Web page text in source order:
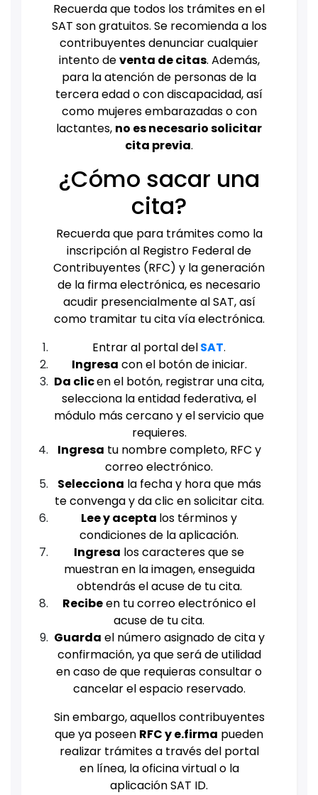
Recuerda que todos los trámites en el
SAT son gratuitos. Se recomienda a los
contribuyentes denunciar cualquier
intento deventa de citas. Además,
para la atención de personas de la
tercera edad o con discapacidad, así
como mujeres embarazadas o con
lactantes, no es necesario solicitar
cita previa.
¿Cómo sacar una
cita?
Recuerda que para trámites como la
inscripción al Registro Federal de
Contribuyentes (RFC) y la generación
de la firma electrónica, es necesario
acudir presencialmente al SAT, así
como tramitar tu cita vía electrónica.
Entrar al portal delSAT.
Ingresa con el botón de iniciar.
Da clicen el botón, registrar una cita,
selecciona la entidad federativa, el
módulo más cercano y el servicio que
requieres.
Ingresa tu nombre completo, RFC y
correo electrónico.
Selecciona la fecha y hora que más
te convenga y da clic en solicitar cita.
Lee y acepta los términos y
condiciones de la aplicación.
Ingresa los caracteres que se
muestran en la imagen, enseguida
obtendrás el acuse de tu cita.
Recibeen tu correo electrónico el
acuse de tu cita.
Guarda el número asignado de cita y
confirmación, ya que será de utilidad
en caso de que requieras consultar o
cancelar el espacio reservado.
Sin embargo, aquellos contribuyentes
que ya poseen RFC y e.firma pueden
realizar trámites a través del portal
en línea, la oficina virtual o la
aplicación SAT ID.